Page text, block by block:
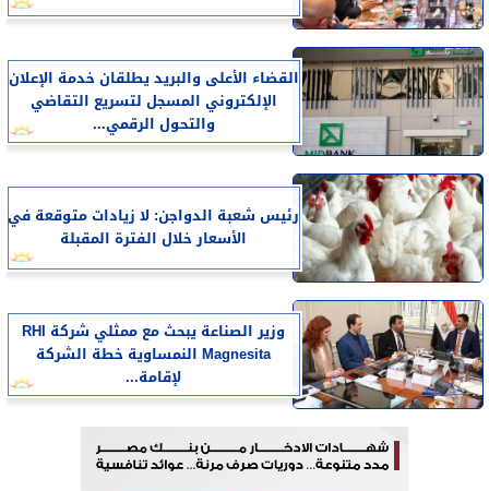
القضاء الأعلى والبريد يطلقان خدمة الإعلان
الإلكتروني المسجل لتسريع التقاضي
والتحول الرقمي...
رئيس شعبة الدواجن: لا زيادات متوقعة في
الأسعار خلال الفترة المقبلة
وزير الصناعة يبحث مع ممثلي شركة RHI
Magnesita النمساوية خطة الشركة
لإقامة...